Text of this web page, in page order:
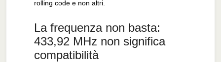
rolling code e non altri.
La frequenza non basta:
433,92 MHz non significa
compatibilità